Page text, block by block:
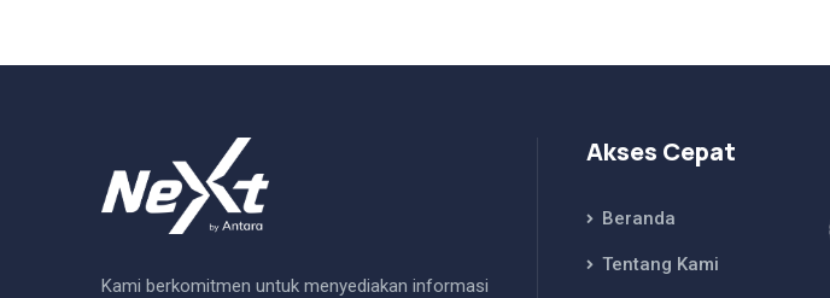
Kami berkomitmen untuk menyediakan informasi
Akses Cepat
Beranda
Tentang Kami